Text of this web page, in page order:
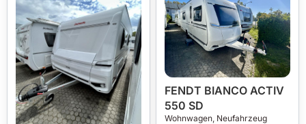
FENDT BIANCO ACTIV
550 SD
Wohnwagen, Neufahrzeug